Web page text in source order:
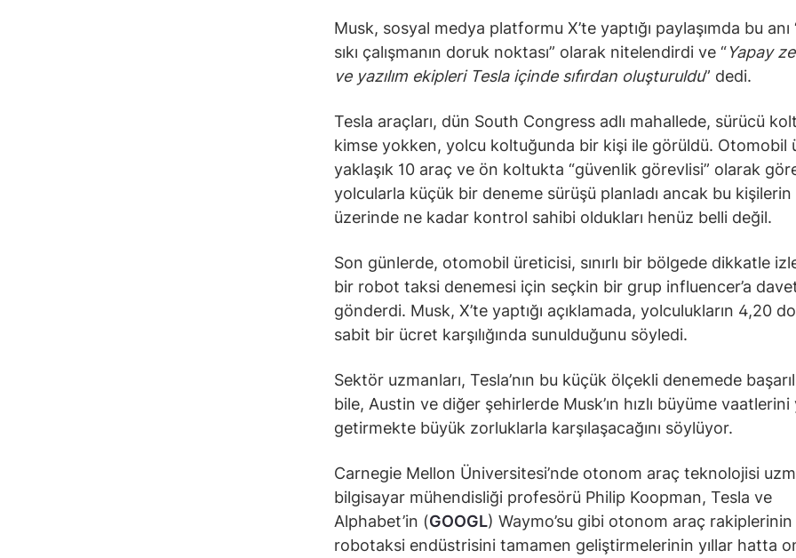
Musk, sosyal medya platformu X’te yaptığı paylaşımda bu anı
sıkı çalışmanın doruk noktası” olarak nitelendirdi ve “Yapay
ve yazılım ekipleri Tesla içinde sıfırdan oluşturuldu” dedi.
Tesla araçları, dün South Congress adlı mahallede, sürücü
kimse yokken, yolcu koltuğunda bir kişi ile görüldü. Otomobil
yaklaşık 10 araç ve ön koltukta “güvenlik görevlisi” olarak
yolcularla küçük bir deneme sürüşü planladı ancak bu
üzerinde ne kadar kontrol sahibi oldukları henüz belli değil.
Son günlerde, otomobil üreticisi, sınırlı bir bölgede dikkatle
bir robot taksi denemesi için seçkin bir grup influencer’a
gönderdi. Musk, X’te yaptığı açıklamada, yolculukların 4,20
sabit bir ücret karşılığında sunulduğunu söyledi.
Sektör uzmanları, Tesla’nın bu küçük ölçekli denemede
bile, Austin ve diğer şehirlerde Musk’ın hızlı büyüme
getirmekte büyük zorluklarla karşılaşacağını söylüyor.
Carnegie Mellon Üniversitesi’nde otonom araç teknolojisi
bilgisayar mühendisliği profesörü Philip Koopman, Tesla ve
Alphabet’in (GOOGL) Waymo’su gibi otonom araç rakiplerinin
robotaksi endüstrisini tamamen geliştirmelerinin yıllar hatta